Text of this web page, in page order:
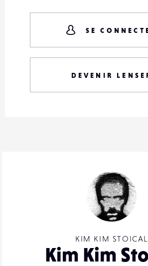
KIM KIM STOICAL
Kim Kim
SE
DEVENIR